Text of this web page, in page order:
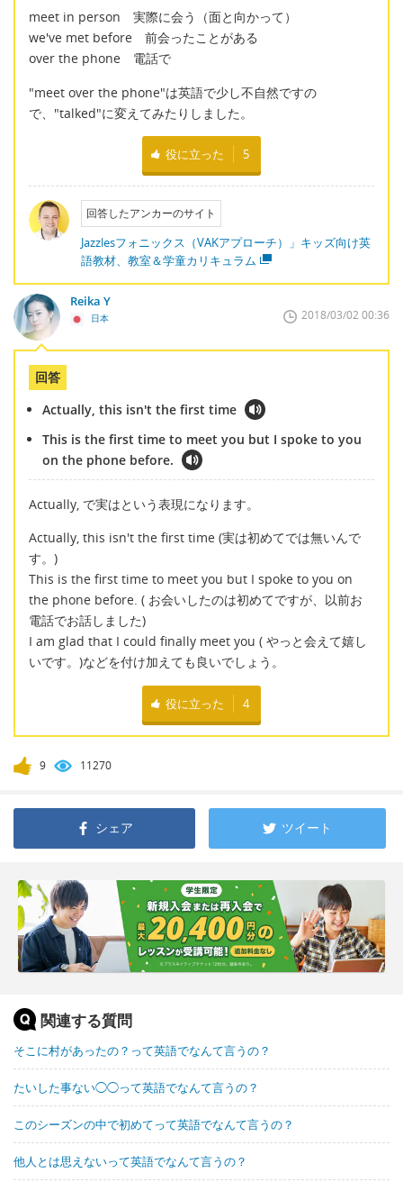
meet in person 実際に会う（面と向かって）
we've met before 前会ったことがある
over the phone 電話で
"meet over the phone"は英語で少し不自然ですの
で、"talked"に変えてみたりしました。
役に立った 5
回答したアンカーのサイト
Jazzlesフォニックス（VAKアプローチ）」キッズ向け英
語教材、教室＆学童カリキュラム
Reika Y
日本 2018/03/02 00:36
回答
Actually, this isn't the first time
This is the first time to meet you but I spoke to you
on the phone before.
Actually, で実はという表現になります。
Actually, this isn't the first time (実は初めてでは無いんで
す。)
This is the first time to meet you but I spoke to you on
the phone before. ( お会いしたのは初めてですが、以前お
電話でお話しました)
I am glad that I could finally meet you ( やっと会えて嬉し
いです。)などを付け加えても良いでしょう。
役に立った 4
9 11270
シェア ツイート
関連する質問
そこに村があったの？って英語でなんて言うの？
たいした事ない◯◯って英語でなんて言うの？
このシーズンの中で初めてって英語でなんて言うの？
他人とは思えないって英語でなんて言うの？